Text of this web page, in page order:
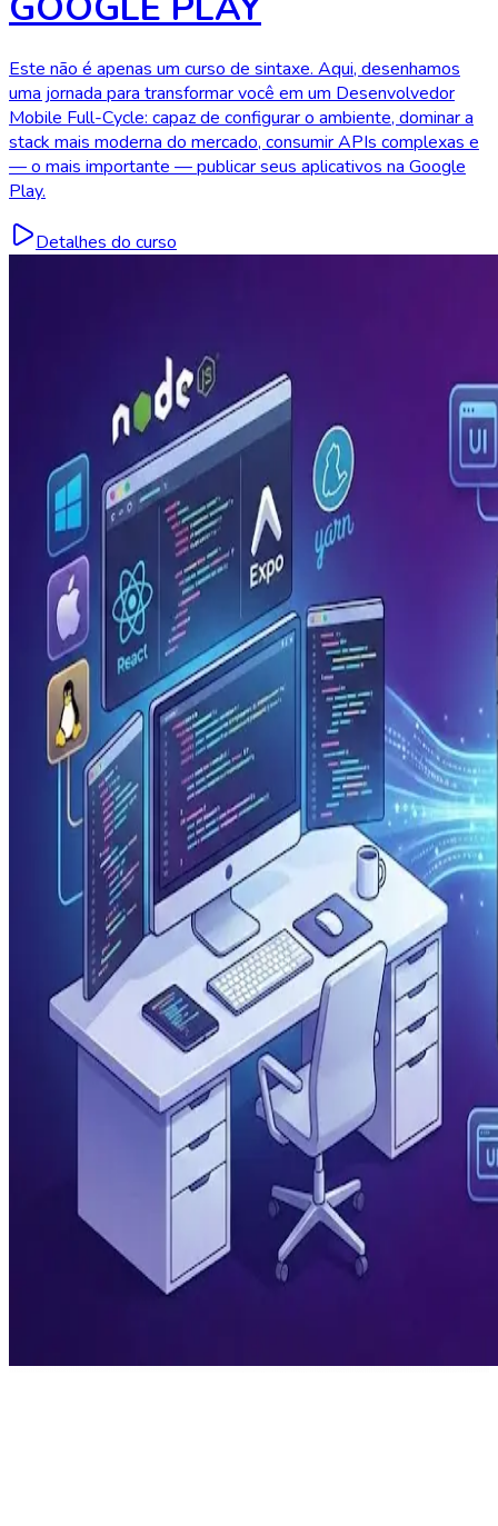
Este não é apenas um curso de sintaxe. Aqui, desenhamos
uma jornada para transformar você em um Desenvolvedor
Mobile Full-Cycle: capaz de configurar o ambiente, dominar a
stack mais moderna do mercado, consumir APIs complexas e
— o mais importante — publicar seus aplicativos na Google
Play.
Detalhes do curso